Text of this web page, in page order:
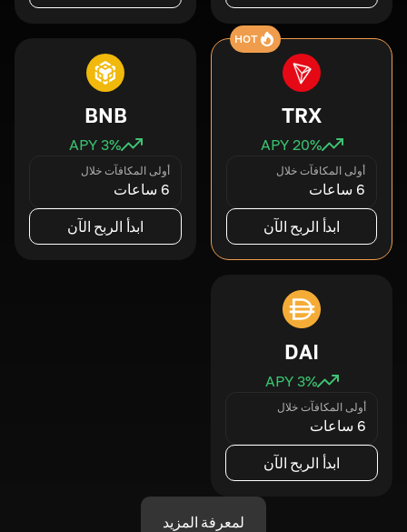
HOT
TRX
20% APY
أولى المكافآت خلال
6 ساعات
ابدأ الربح الآن
BNB
3% APY
أولى المكافآت خلال
6 ساعات
ابدأ الربح الآن
DAI
3% APY
أولى المكافآت خلال
6 ساعات
ابدأ الربح الآن
لمعرفة المزيد